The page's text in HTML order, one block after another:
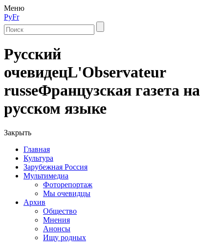
Меню
РуFr
Русский
очевидецL'Observateur
russeФранцузская газета на
русском языке
Закрыть
Главная
Культура
Зарубежная Россия
Мультимедиа
Фоторепортаж
Мы очевидцы
Архив
Общество
Мнения
Анонсы
Ищу родных